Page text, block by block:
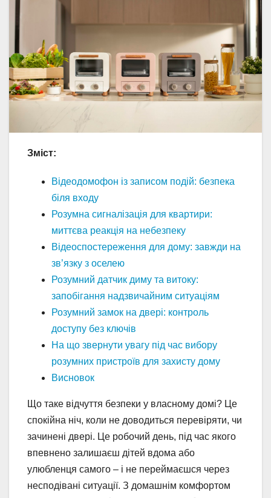
Зміст:
Відеодомофон із записом подій: безпека
біля входу
Розумна сигналізація для квартири:
миттєва реакція на небезпеку
Відеоспостереження для дому: завжди на
зв’язку з оселею
Розумний датчик диму та витоку:
запобігання надзвичайним ситуаціям
Розумний замок на двері: контроль
доступу без ключів
На що звернути увагу під час вибору
розумних пристроїв для захисту дому
Висновок
Що таке відчуття безпеки у власному домі? Це
спокійна ніч, коли не доводиться перевіряти, чи
зачинені двері. Це робочий день, під час якого
впевнено залишаєш дітей вдома або
улюбленця самого – і не переймаєшся через
несподівані ситуації. З домашнім комфортом